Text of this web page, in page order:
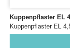
Kuppenpflaster EL
Kuppenpflaster EL